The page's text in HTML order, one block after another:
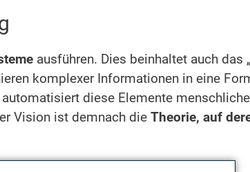
ausführen. Dies beinhaltet auch das
komplexer Informationen in eine
diese Elemente
Vision ist demnach die Theorie, auf